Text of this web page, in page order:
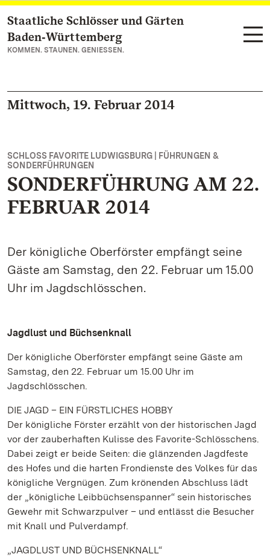
Zum Hauptinhalt springen
Staatliche Schlösser und Gärten
Baden‑Württemberg
KOMMEN. STAUNEN. GENIESSEN.
Mittwoch, 19. Februar 2014
SCHLOSS FAVORITE LUDWIGSBURG | FÜHRUNGEN &
SONDERFÜHRUNGEN
SONDERFÜHRUNG AM 22.
FEBRUAR 2014
Der königliche Oberförster empfängt seine
Gäste am Samstag, den 22. Februar um 15.00
Uhr im Jagdschlösschen.
Jagdlust und Büchsenknall
Der königliche Oberförster empfängt seine Gäste am
Samstag, den 22. Februar um 15.00 Uhr im
Jagdschlösschen.
DIE JAGD – EIN FÜRSTLICHES HOBBY
Der königliche Förster erzählt von der historischen Jagd
vor der zauberhaften Kulisse des Favorite-Schlösschens.
Dabei zeigt er beide Seiten: die glänzenden Jagdfeste
des Hofes und die harten Frondienste des Volkes für das
königliche Vergnügen. Zum krönenden Abschluss lädt
der „königliche Leibbüchsenspanner“ sein historisches
Gewehr mit Schwarzpulver – und entlässt die Besucher
mit Knall und Pulverdampf.
„JAGDLUST UND BÜCHSENKNALL“